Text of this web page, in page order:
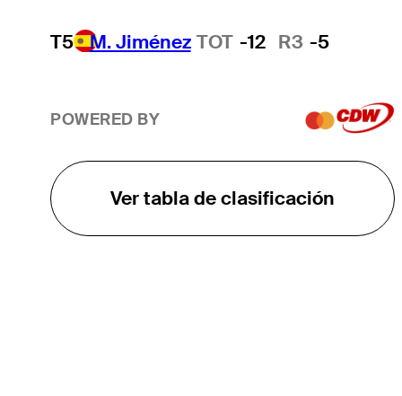
T5 M. Jiménez TOT -12 R3 -5
POWERED BY
Ver tabla de clasificación